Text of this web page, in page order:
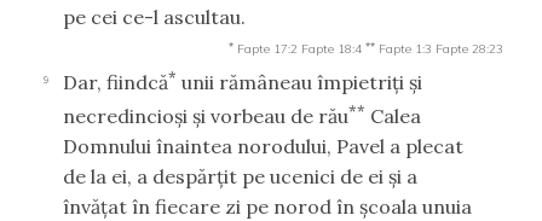
pe cei ce-l ascultau.
* Fapte 17:2 Fapte 18:4 ** Fapte 1:3 Fapte 28:23
9 Dar, fiindcă* unii rămâneau împietriţi şi
necredincioşi şi vorbeau de rău** Calea
Domnului înaintea norodului, Pavel a plecat
de la ei, a despărţit pe ucenici de ei şi a
învăţat în fiecare zi pe norod în şcoala unuia